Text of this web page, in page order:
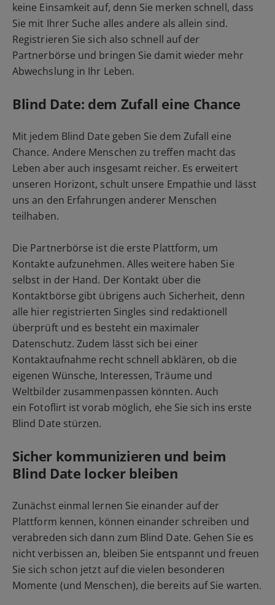
keine Einsamkeit auf, denn Sie merken schnell, dass
Sie mit Ihrer Suche alles andere als allein sind.
Registrieren Sie sich also schnell auf der
Partnerbörse und bringen Sie damit wieder mehr
Abwechslung in Ihr Leben.
Blind Date: dem Zufall eine Chance
Mit jedem Blind Date geben Sie dem Zufall eine
Chance. Andere Menschen zu treffen macht das
Leben aber auch insgesamt reicher. Es erweitert
unseren Horizont, schult unsere Empathie und lässt
uns an den Erfahrungen anderer Menschen
teilhaben.
Die Partnerbörse ist die erste Plattform, um
Kontakte aufzunehmen. Alles weitere haben Sie
selbst in der Hand. Der Kontakt über die
Kontaktbörse gibt übrigens auch Sicherheit, denn
alle hier registrierten Singles sind redaktionell
überprüft und es besteht ein maximaler
Datenschutz. Zudem lässt sich bei einer
Kontaktaufnahme recht schnell abklären, ob die
eigenen Wünsche, Interessen, Träume und
Weltbilder zusammenpassen könnten. Auch
ein Fotoflirt ist vorab möglich, ehe Sie sich ins erste
Blind Date stürzen.
Sicher kommunizieren und beim
Blind Date locker bleiben
Zunächst einmal lernen Sie einander auf der
Plattform kennen, können einander schreiben und
verabreden sich dann zum Blind Date. Gehen Sie es
nicht verbissen an, bleiben Sie entspannt und freuen
Sie sich schon jetzt auf die vielen besonderen
Momente (und Menschen), die bereits auf Sie warten.